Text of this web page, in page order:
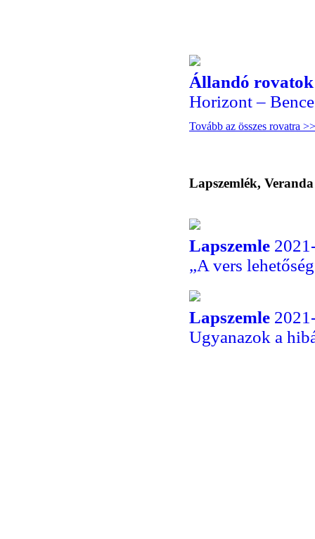
Állandó
Horizont –
Tovább az összes rovatra
Lapszemlék, Veranda
Lapszemle
„A vers
Lapszemle
Ugyanazok a